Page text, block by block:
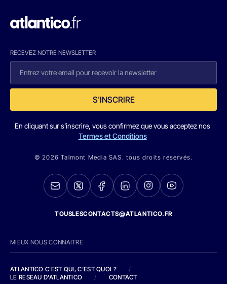
RECEVEZ NOTRE NEWSLETTER
S'INSCRIRE
En cliquant sur s'inscrire, vous confirmez que vous acceptez nos
Termes et Conditions
© 2026 Talmont Media SAS. tous droits réservés.
TOUSLESCONTACTS@ATLANTICO.FR
MIEUX NOUS CONNAITRE
ATLANTICO C'EST QUI, C'EST QUOI ?
/
LE RESEAU D'ATLANTICO
/ CONTACT